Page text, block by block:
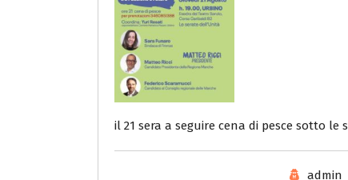
il 21 sera a seguire cena di pesce sotto le
admin